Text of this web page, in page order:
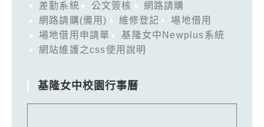
差勤系統 公文簽核
網路請購
網路請購(備用)
維修登記
場地借用
場地借用申請單
基隆女中Newplus系統
網站維護之css使用說明
基隆女中校園行事曆